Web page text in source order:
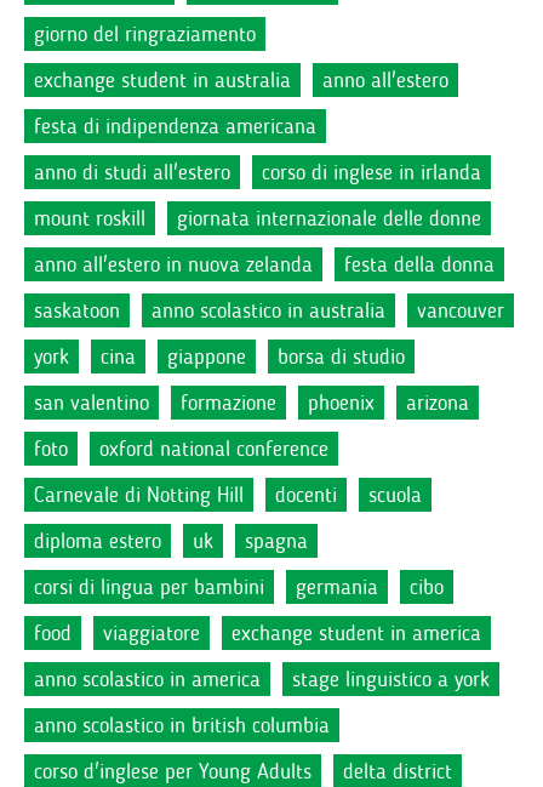
giorno del ringraziamento
exchange student in australia
anno all'estero
festa di indipendenza americana
anno di studi all'estero
corso di inglese in irlanda
mount roskill
giornata internazionale delle donne
anno all'estero in nuova zelanda
festa della donna
saskatoon
anno scolastico in australia
vancouver
york
cina giappone
borsa di studio
san valentino
formazione phoenix
arizona
foto
oxford national conference
Carnevale di Notting Hill
docenti
scuola
diploma estero
uk
spagna
corsi di lingua per bambini
germania
cibo
food
viaggiatore
exchange student in america
anno scolastico in america
stage linguistico a york
anno scolastico in british columbia
corso d'inglese per Young Adults
delta district